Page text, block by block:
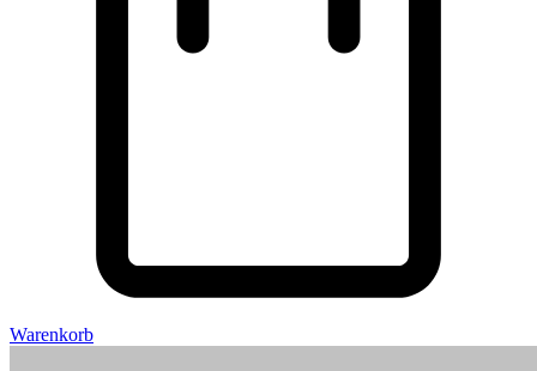
Warenkorb